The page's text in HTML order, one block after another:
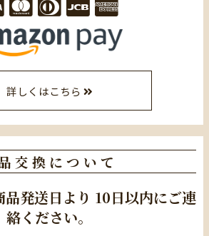
詳しくはこちら
交換について
品発送日より 10日以内にご連
絡ください。